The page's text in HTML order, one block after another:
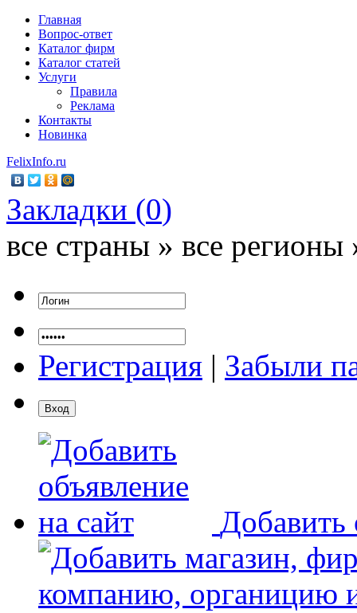
Главная
Вопрос-ответ
Каталог фирм
Каталог статей
Услуги
Правила
Реклама
Контакты
Новинка
FelixInfo.ru
Закладки (0)
все страны » все регионы
Регистрация | Забыли
Добавить